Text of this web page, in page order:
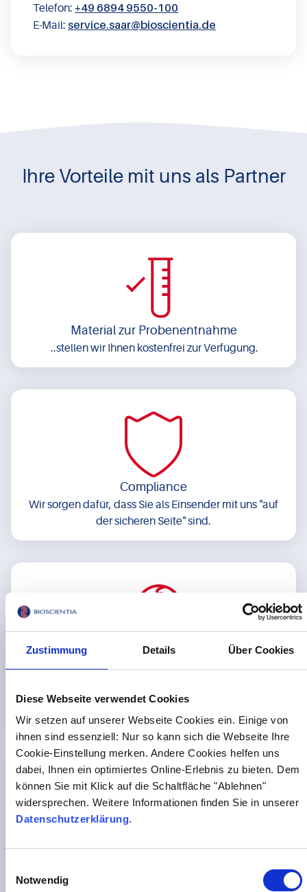
Zustimmung Details Über Cookies
Diese Webseite verwendet Cookies
Wir setzen auf unserer Webseite Cookies ein. Einige von
ihnen sind essenziell: Nur so kann sich die Webseite Ihre
Cookie-Einstellung merken. Andere Cookies helfen uns
dabei, Ihnen ein optimiertes Online-Erlebnis zu bieten. Dem
können Sie mit Klick auf die Schaltfläche "Ablehnen"
widersprechen. Weitere Informationen finden Sie in unserer
Datenschutzerklärung.
Notwendig
Telefon: +49 6894 9550-100
E-Mail: service.saar@​bioscientia.de
Ihre Vorteile mit uns als Partner
Material zur Probenentnahme
..stellen wir Ihnen kostenfrei zur Verfügung.
Compliance
Wir sorgen dafür, dass Sie als Einsender mit uns "auf
der sicheren Seite" sind.
erarbeiten wir Möglichkeiten zur Schonung der
Transport der Proben
Abholzeiten ermitteln wir mit Ihnen gemeinsam und
lassen Sie auch im Notfall "nicht im Regen stehen".